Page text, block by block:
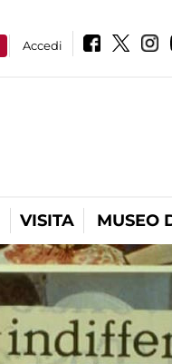
Accedi
VISITA MUSEO